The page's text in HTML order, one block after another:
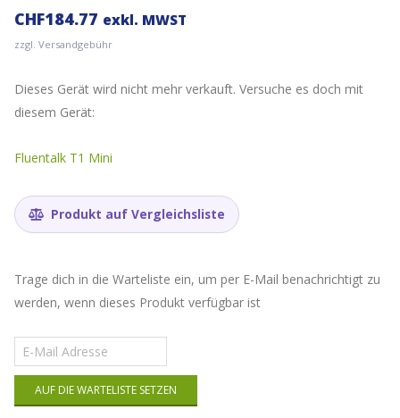
CHF184.77 exkl. MWST
zzgl. Versandgebühr
Dieses Gerät wird nicht mehr verkauft. Versuche es doch mit
diesem Gerät:
Fluentalk T1 Mini
Produkt auf Vergleichsliste
Trage dich in die Warteliste ein, um per E-Mail benachrichtigt zu
werden, wenn dieses Produkt verfügbar ist
Gib
deine
E-
Mail-AUF DIE WARTELISTE SETZEN